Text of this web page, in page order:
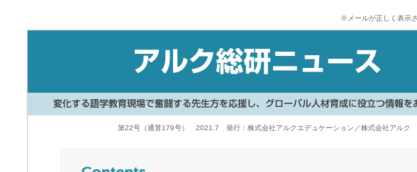
※メールが正しく表示
第22号（通算179号） 2021.7 発行：株式会社アルクエデュケーション／株式会社アルク